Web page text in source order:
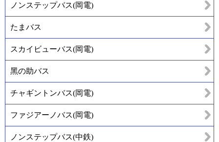
ノンステップバス(岡電)
たまバス
スカイビューバス(岡電)
黑の助バス
チャギントンバス(岡電)
ファジアーノバス(岡電)
ノンステップバス(中鉄)